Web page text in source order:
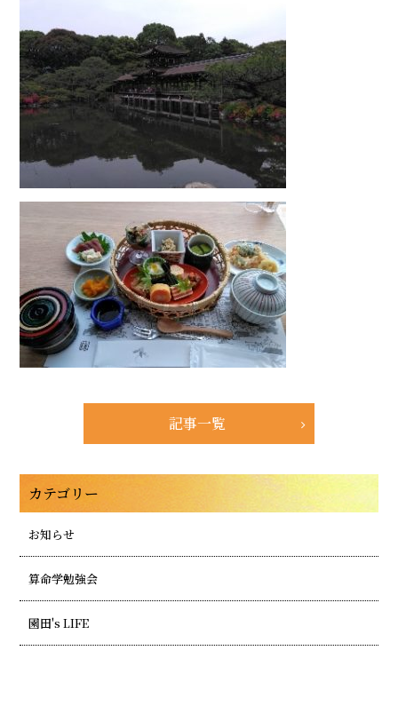
記事一覧
カテゴリー
お知らせ
算命学勉強会
園田's LIFE